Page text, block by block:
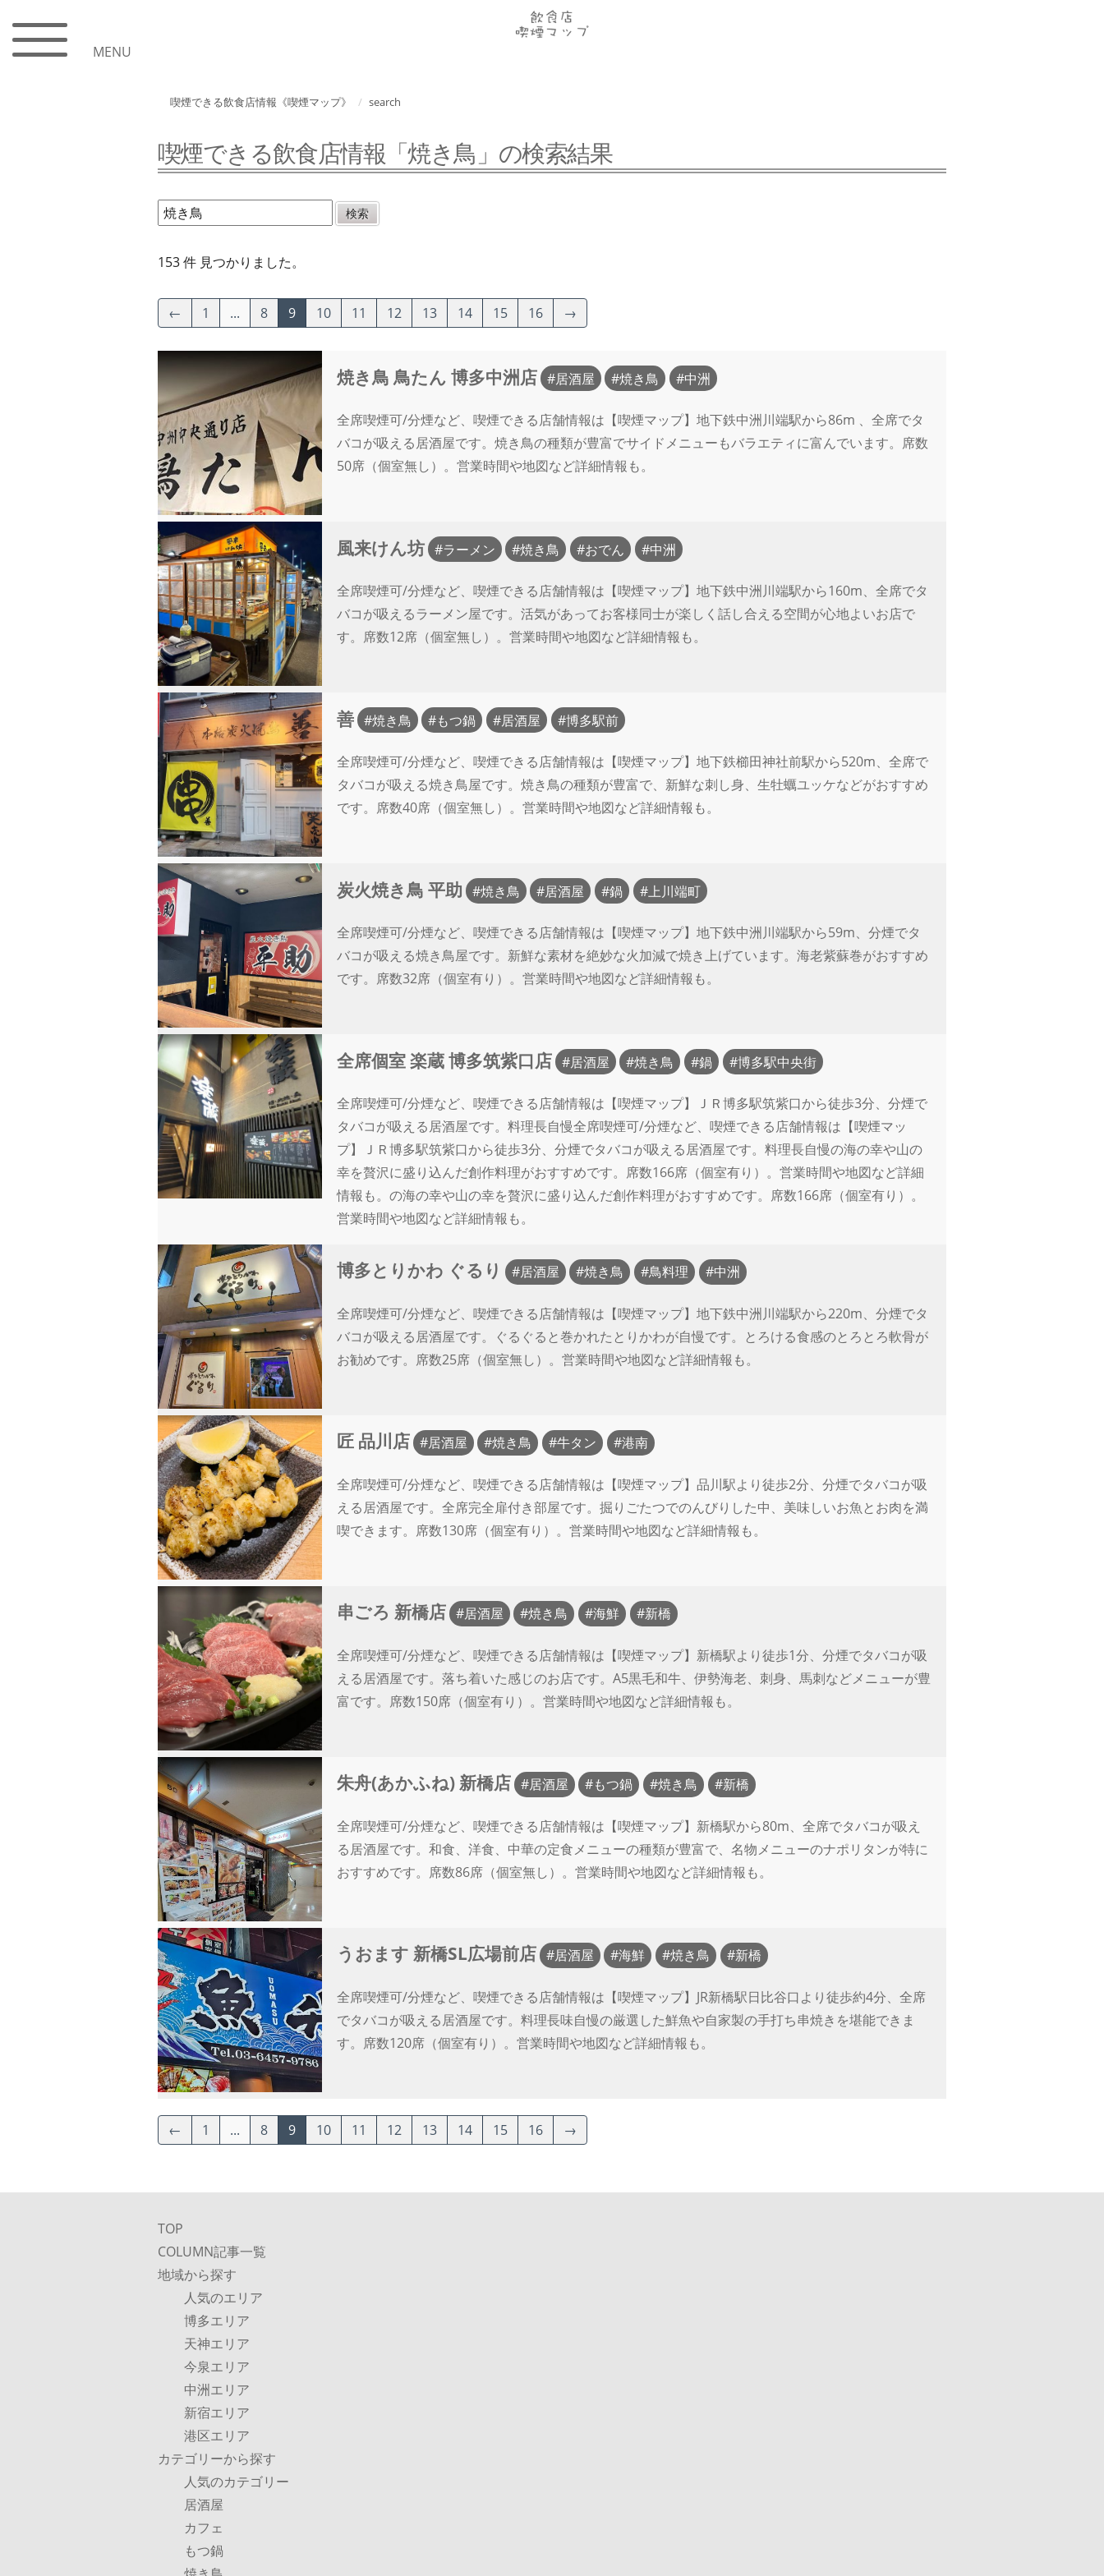
MENU
喫煙できる飲食店情報《喫煙マップ》 search
喫煙できる飲食店情報「焼き鳥」の検索結果
153 件 見つかりました。
← 1 ... 8 9 10 11 12 13 14 15 16 →
焼き鳥 鳥たん 博多中洲店 居酒屋 焼き鳥 中洲
全席喫煙可/分煙など、喫煙できる店舗情報は【喫煙マップ】地下鉄中洲川端駅から86m 、全席でタ
バコが吸える居酒屋です。焼き鳥の種類が豊富でサイドメニューもバラエティに富んでいます。席数
50席（個室無し）。営業時間や地図など詳細情報も。
風来けん坊 ラーメン 焼き鳥 おでん 中洲
全席喫煙可/分煙など、喫煙できる店舗情報は【喫煙マップ】地下鉄中洲川端駅から160m、全席でタ
バコが吸えるラーメン屋です。活気があってお客様同士が楽しく話し合える空間が心地よいお店で
す。席数12席（個室無し）。営業時間や地図など詳細情報も。
善 焼き鳥 もつ鍋 居酒屋 博多駅前
全席喫煙可/分煙など、喫煙できる店舗情報は【喫煙マップ】地下鉄櫛田神社前駅から520m、全席で
タバコが吸える焼き鳥屋です。焼き鳥の種類が豊富で、新鮮な刺し身、生牡蠣ユッケなどがおすすめ
です。席数40席（個室無し）。営業時間や地図など詳細情報も。
炭火焼き鳥 平助 焼き鳥 居酒屋 鍋 上川端町
全席喫煙可/分煙など、喫煙できる店舗情報は【喫煙マップ】地下鉄中洲川端駅から59m、分煙でタ
バコが吸える焼き鳥屋です。新鮮な素材を絶妙な火加減で焼き上げています。海老紫蘇巻がおすすめ
です。席数32席（個室有り）。営業時間や地図など詳細情報も。
全席個室 楽蔵 博多筑紫口店 居酒屋 焼き鳥 鍋 博多駅中央街
全席喫煙可/分煙など、喫煙できる店舗情報は【喫煙マップ】ＪＲ博多駅筑紫口から徒歩3分、分煙で
タバコが吸える居酒屋です。料理長自慢全席喫煙可/分煙など、喫煙できる店舗情報は【喫煙マッ
プ】ＪＲ博多駅筑紫口から徒歩3分、分煙でタバコが吸える居酒屋です。料理長自慢の海の幸や山の
幸を贅沢に盛り込んだ創作料理がおすすめです。席数166席（個室有り）。営業時間や地図など詳細
情報も。の海の幸や山の幸を贅沢に盛り込んだ創作料理がおすすめです。席数166席（個室有り）。
営業時間や地図など詳細情報も。
博多とりかわ ぐるり 居酒屋 焼き鳥 鳥料理 中洲
全席喫煙可/分煙など、喫煙できる店舗情報は【喫煙マップ】地下鉄中洲川端駅から220m、分煙でタ
バコが吸える居酒屋です。ぐるぐると巻かれたとりかわが自慢です。とろける食感のとろとろ軟骨が
お勧めです。席数25席（個室無し）。営業時間や地図など詳細情報も。
匠 品川店 居酒屋 焼き鳥 牛タン 港南
全席喫煙可/分煙など、喫煙できる店舗情報は【喫煙マップ】品川駅より徒歩2分、分煙でタバコが吸
える居酒屋です。全席完全扉付き部屋です。掘りごたつでのんびりした中、美味しいお魚とお肉を満
喫できます。席数130席（個室有り）。営業時間や地図など詳細情報も。
串ごろ 新橋店 居酒屋 焼き鳥 海鮮 新橋
全席喫煙可/分煙など、喫煙できる店舗情報は【喫煙マップ】新橋駅より徒歩1分、分煙でタバコが吸
える居酒屋です。落ち着いた感じのお店です。A5黒毛和牛、伊勢海老、刺身、馬刺などメニューが豊
富です。席数150席（個室有り）。営業時間や地図など詳細情報も。
朱舟(あかふね) 新橋店 居酒屋 もつ鍋 焼き鳥 新橋
全席喫煙可/分煙など、喫煙できる店舗情報は【喫煙マップ】新橋駅から80m、全席でタバコが吸え
る居酒屋です。和食、洋食、中華の定食メニューの種類が豊富で、名物メニューのナポリタンが特に
おすすめです。席数86席（個室無し）。営業時間や地図など詳細情報も。
うおます 新橋SL広場前店 居酒屋 海鮮 焼き鳥 新橋
全席喫煙可/分煙など、喫煙できる店舗情報は【喫煙マップ】JR新橋駅日比谷口より徒歩約4分、全席
でタバコが吸える居酒屋です。料理長味自慢の厳選した鮮魚や自家製の手打ち串焼きを堪能できま
す。席数120席（個室有り）。営業時間や地図など詳細情報も。
← 1 ... 8 9 10 11 12 13 14 15 16 →
TOP
COLUMN記事一覧
地域から探す
人気のエリア
博多エリア
天神エリア
今泉エリア
中洲エリア
新宿エリア
港区エリア
カテゴリーから探す
人気のカテゴリー
居酒屋
カフェ
もつ鍋